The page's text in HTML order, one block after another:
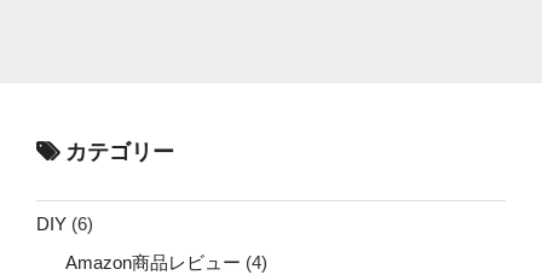
カテゴリー
DIY (6)
Amazon商品レビュー (4)